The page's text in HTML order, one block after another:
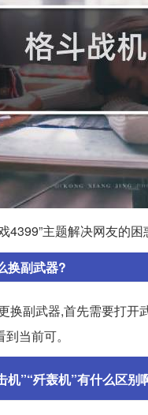
4399”主题解决网友的困
换副武器?
换副武器,首先需要打
当前可。
机”“歼轰机”有什么区别